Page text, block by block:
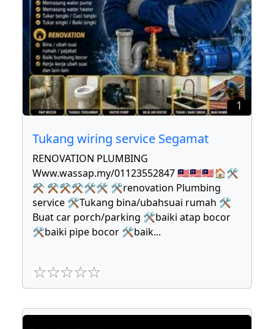
1
Tukang wiring service Segamat
RENOVATION PLUMBING
Www.wassap.my/01123552847 🇲🇾🇲🇾🇲🇾🏠🛠
⚒ ⚒⚒⚒🛠🛠 🛠renovation Plumbing
service 🛠Tukang bina/ubahsuai rumah 🛠
Buat car porch/parking 🛠baiki atap bocor
🛠baiki pipe bocor 🛠baik...